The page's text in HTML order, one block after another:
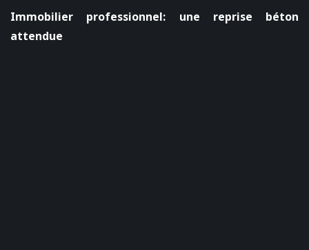
Immobilier professionnel: une reprise béton
attendue